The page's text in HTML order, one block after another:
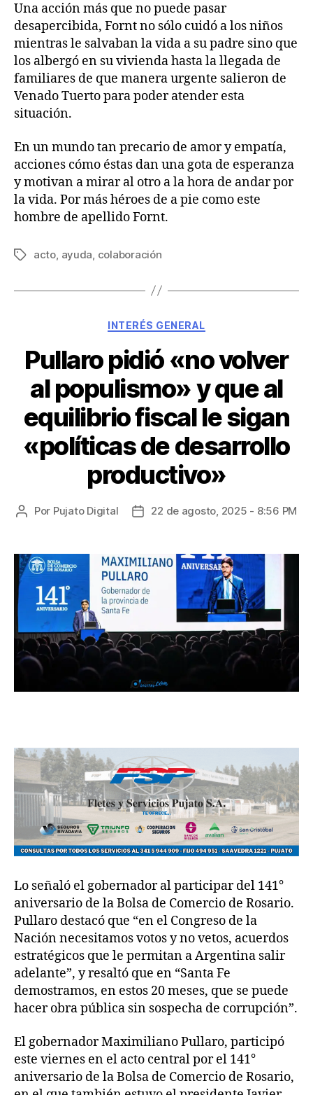
Una acción más que no puede pasar
desapercibida, Fornt no sólo cuidó a los niños
mientras le salvaban la vida a su padre sino que
los albergó en su vivienda hasta la llegada de
familiares de que manera urgente salieron de
Venado Tuerto para poder atender esta
situación.
En un mundo tan precario de amor y empatía,
acciones cómo éstas dan una gota de esperanza
y motivan a mirar al otro a la hora de andar por
la vida. Por más héroes de a pie como este
hombre de apellido Fornt.
acto, ayuda, colaboración
INTERÉS GENERAL
Pullaro pidió «no volver
al populismo» y que al
equilibrio fiscal le sigan
«políticas de desarrollo
productivo»
Por Pujato Digital 22 de agosto, 2025 - 8:56 PM
Lo señaló el gobernador al participar del 141°
aniversario de la Bolsa de Comercio de Rosario.
Pullaro destacó que “en el Congreso de la
Nación necesitamos votos y no vetos, acuerdos
estratégicos que le permitan a Argentina salir
adelante”, y resaltó que en “Santa Fe
demostramos, en estos 20 meses, que se puede
hacer obra pública sin sospecha de corrupción”.
El gobernador Maximiliano Pullaro, participó
este viernes en el acto central por el 141°
aniversario de la Bolsa de Comercio de Rosario,